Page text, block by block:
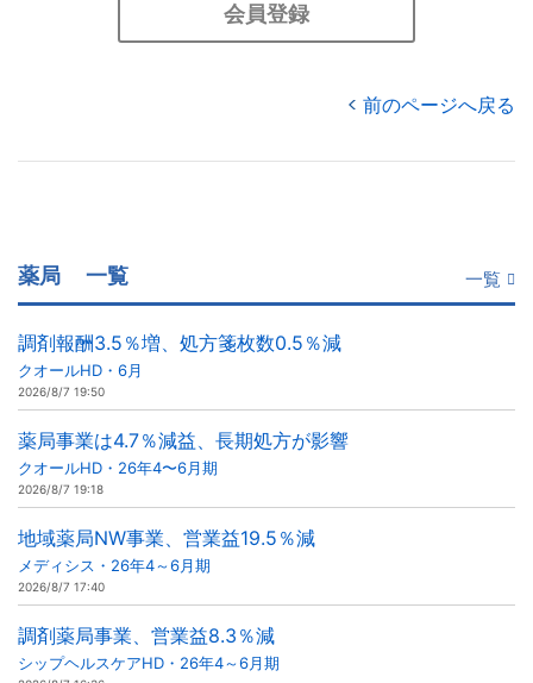
会員登録
前のページへ戻る
薬局 一覧 一覧
調剤報酬3.5％増、処方箋枚数0.5％減
クオールHD・6月
2026/8/7 19:50
薬局事業は4.7％減益、長期処方が影響
クオールHD・26年4〜6月期
2026/8/7 19:18
地域薬局NW事業、営業益19.5％減
メディシス・26年4～6月期
2026/8/7 17:40
調剤薬局事業、営業益8.3％減
シップヘルスケアHD・26年4～6月期